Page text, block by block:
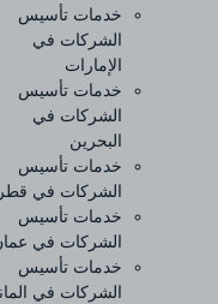
خدمات تأسيس
الشركات في
الإمارات
خدمات تأسيس
الشركات في
البحرين
خدمات تأسيس
الشركات في قطر
خدمات تأسيس
الشركات في عمان
خدمات تأسيس
الشركات في المانيا